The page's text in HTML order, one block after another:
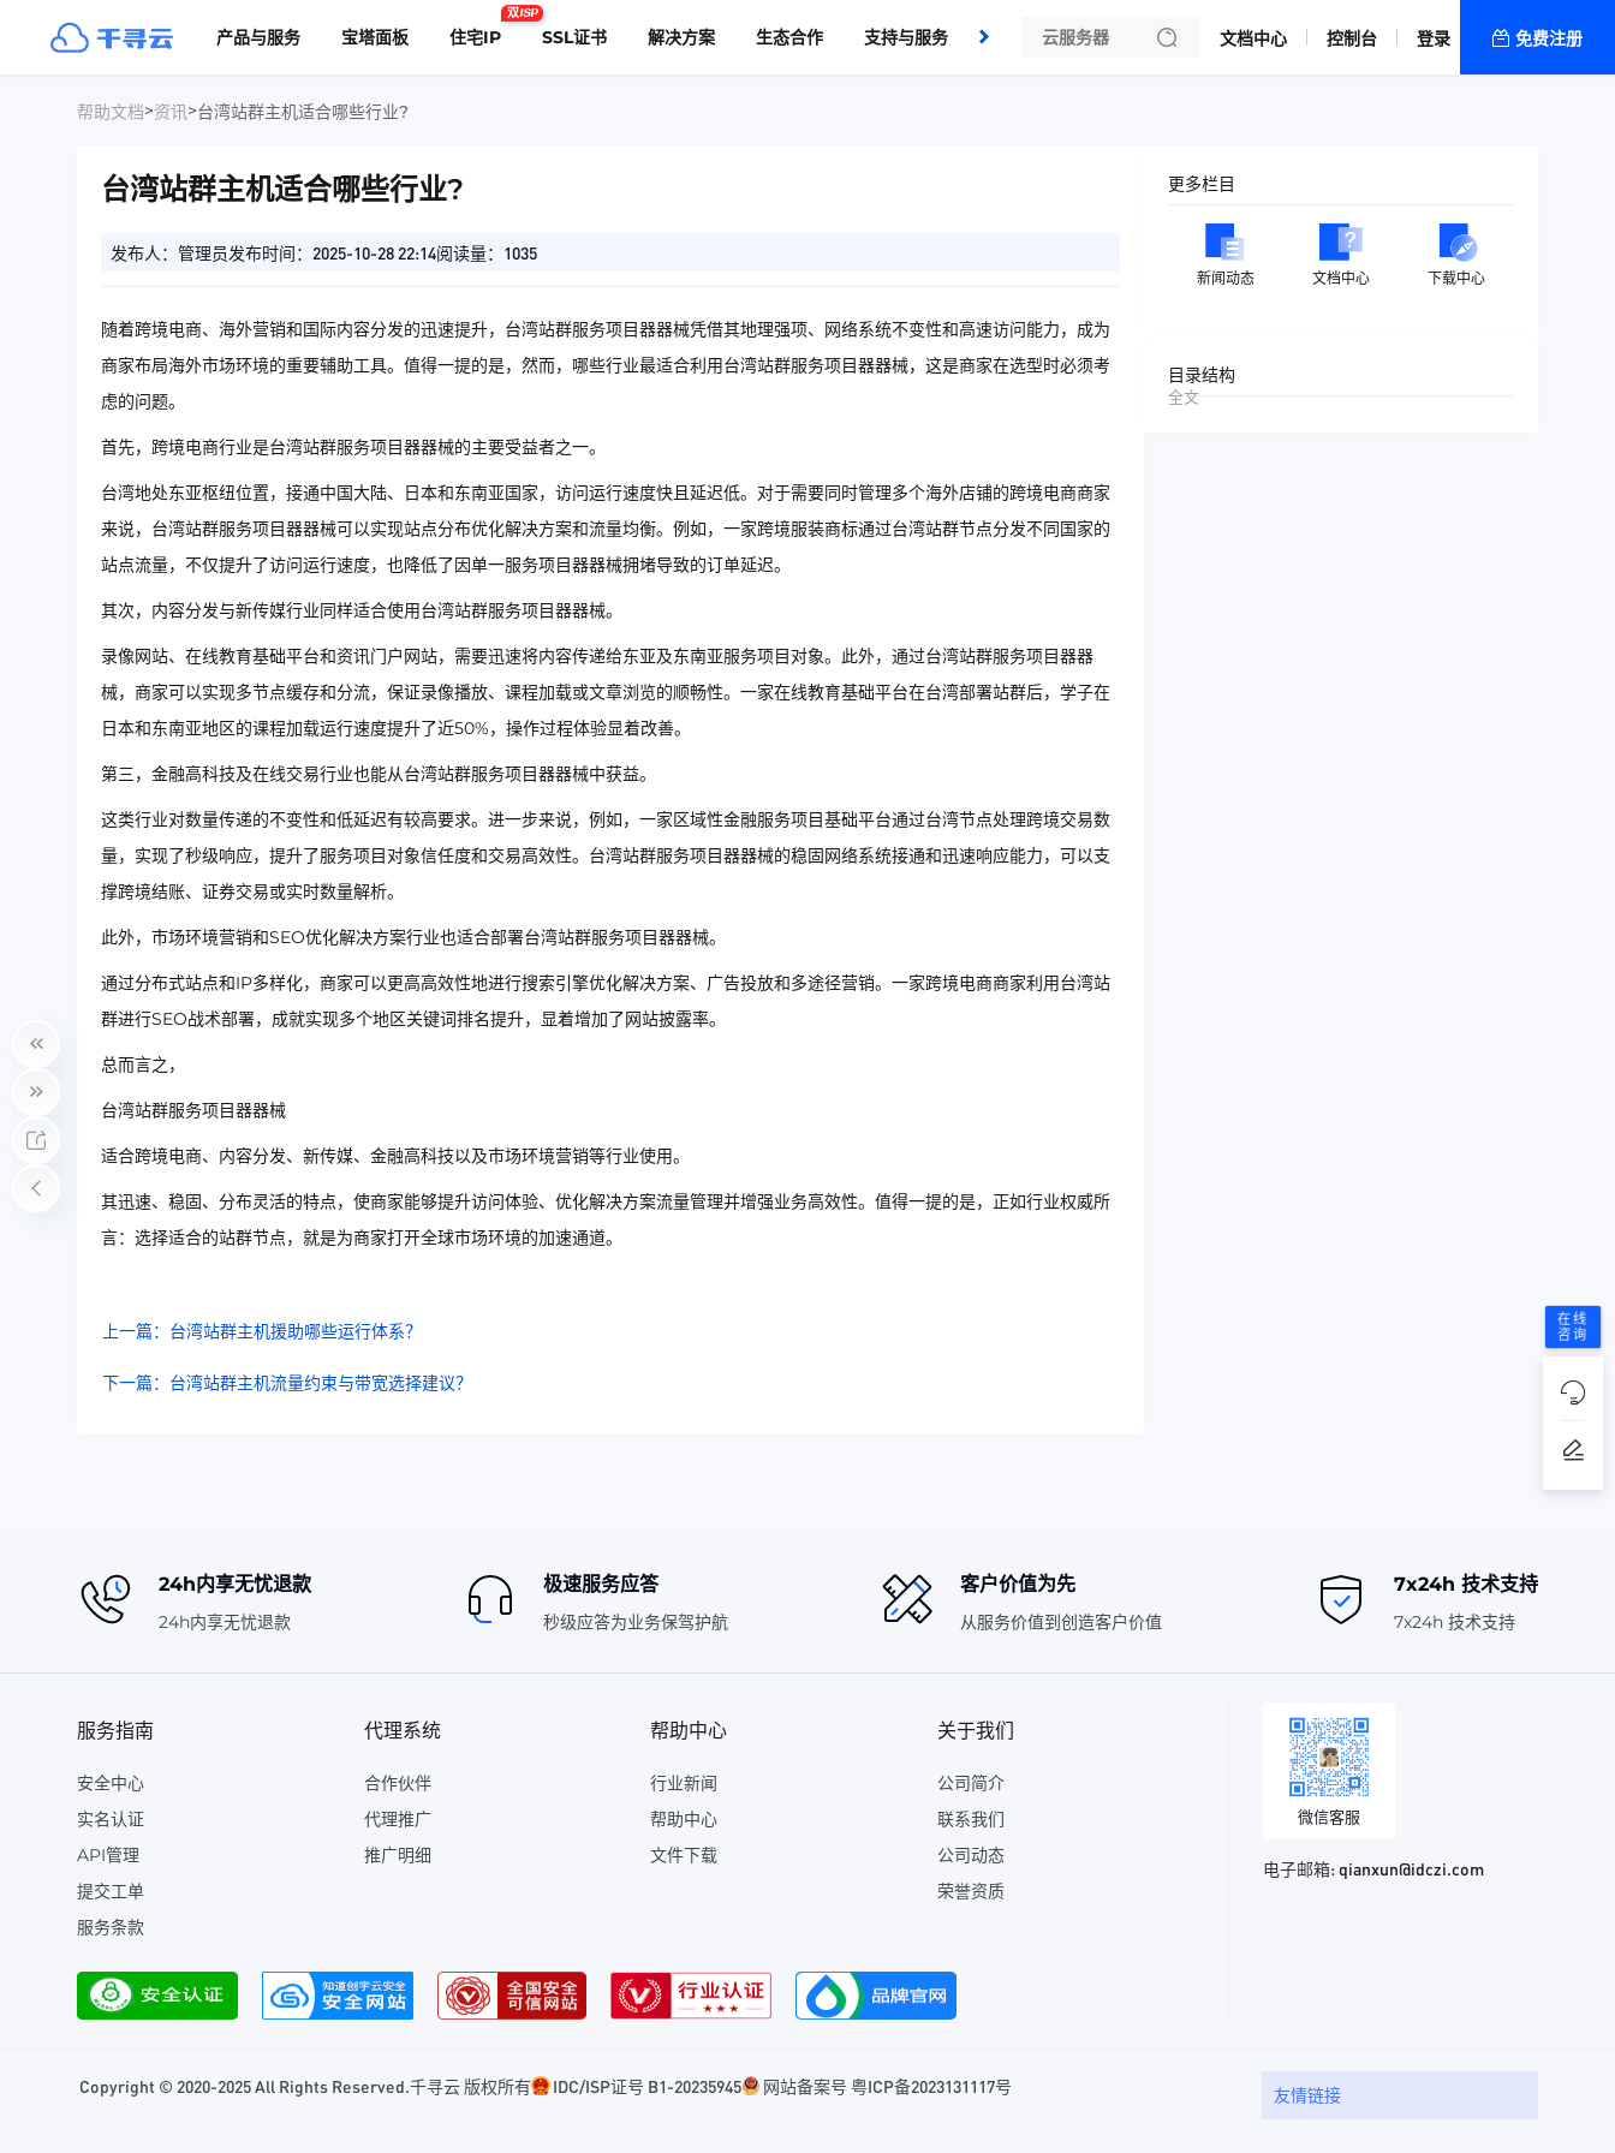
产品与服务 宝塔面板 住宅IP
双ISP
SSL证书 解决方案 生态合作 支持与服务
了解我们
文档中心 控制台 登录 免费注册
帮助文档>资讯>台湾站群主机适合哪些行业?
台湾站群主机适合哪些行业?
发布人：管理员发布时间：2025-10-28 22:14阅读量：1035
随着跨境电商、海外营销和国际内容分发的迅速提升，台湾站群服务项目器器械凭借其地理强项、网络系统不变性和高速访问能力，成为
商家布局海外市场环境的重要辅助工具。值得一提的是，然而，哪些行业最适合利用台湾站群服务项目器器械，这是商家在选型时必须考
虑的问题。
首先，跨境电商行业是台湾站群服务项目器器械的主要受益者之一。
台湾地处东亚枢纽位置，接通中国大陆、日本和东南亚国家，访问运行速度快且延迟低。对于需要同时管理多个海外店铺的跨境电商商家
来说，台湾站群服务项目器器械可以实现站点分布优化解决方案和流量均衡。例如，一家跨境服装商标通过台湾站群节点分发不同国家的
站点流量，不仅提升了访问运行速度，也降低了因单一服务项目器器械拥堵导致的订单延迟。
其次，内容分发与新传媒行业同样适合使用台湾站群服务项目器器械。
录像网站、在线教育基础平台和资讯门户网站，需要迅速将内容传递给东亚及东南亚服务项目对象。此外，通过台湾站群服务项目器器
械，商家可以实现多节点缓存和分流，保证录像播放、课程加载或文章浏览的顺畅性。一家在线教育基础平台在台湾部署站群后，学子在
日本和东南亚地区的课程加载运行速度提升了近50%，操作过程体验显着改善。
第三，金融高科技及在线交易行业也能从台湾站群服务项目器器械中获益。
这类行业对数量传递的不变性和低延迟有较高要求。进一步来说，例如，一家区域性金融服务项目基础平台通过台湾节点处理跨境交易数
量，实现了秒级响应，提升了服务项目对象信任度和交易高效性。台湾站群服务项目器器械的稳固网络系统接通和迅速响应能力，可以支
撑跨境结账、证券交易或实时数量解析。
此外，市场环境营销和SEO优化解决方案行业也适合部署台湾站群服务项目器器械。
通过分布式站点和IP多样化，商家可以更高高效性地进行搜索引擎优化解决方案、广告投放和多途径营销。一家跨境电商商家利用台湾站
群进行SEO战术部署，成就实现多个地区关键词排名提升，显着增加了网站披露率。
总而言之，
台湾站群服务项目器器械
适合跨境电商、内容分发、新传媒、金融高科技以及市场环境营销等行业使用。
其迅速、稳固、分布灵活的特点，使商家能够提升访问体验、优化解决方案流量管理并增强业务高效性。值得一提的是，正如行业权威所
言：选择适合的站群节点，就是为商家打开全球市场环境的加速通道。
上一篇：台湾站群主机援助哪些运行体系？
下一篇：台湾站群主机流量约束与带宽选择建议？
更多栏目
新闻动态 文档中心 下载中心
目录结构
全文
24h内享无忧退款
24h内享无忧退款
极速服务应答
秒级应答为业务保驾护航
客户价值为先
从服务价值到创造客户价值
7x24h 技术支持
7x24h 技术支持
服务指南
安全中心
实名认证
API管理
提交工单
服务条款
代理系统
合作伙伴
代理推广
推广明细
帮助中心
行业新闻
帮助中心
文件下载
关于我们
公司简介
联系我们
公司动态
荣誉资质
微信客服
电子邮箱:qianxun@idczi.com
Copyright © 2020-2025 All Rights Reserved.千寻云 版权所有 IDC/ISP证号 B1-20235945 网站备案号 粤ICP备2023131117号 友情链接
在线
咨询